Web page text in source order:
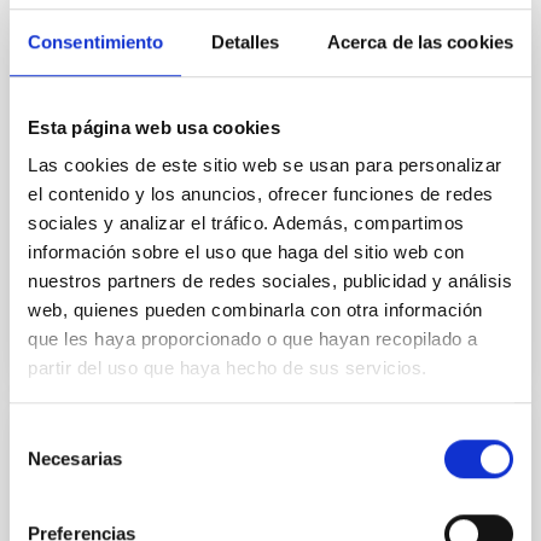
Consentimiento Detalles Acerca de las cookies
Esta página web usa cookies
Las cookies de este sitio web se usan para personalizar
el contenido y los anuncios, ofrecer funciones de redes
sociales y analizar el tráfico. Además, compartimos
información sobre el uso que haga del sitio web con
nuestros partners de redes sociales, publicidad y análisis
web, quienes pueden combinarla con otra información
que les haya proporcionado o que hayan recopilado a
partir del uso que haya hecho de sus servicios.
Necesarias
Preferencias
EDICIÓN
Cielo de Canarias
El Cielo canario está protegido por ley. La calidad de
este es famoso en todo el mundo y ha conseguido
que decenas de países hayan decidido instalar en
estas...
EDICIÓN